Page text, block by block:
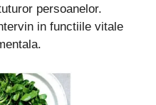
persoanelor.
in functiile vitale